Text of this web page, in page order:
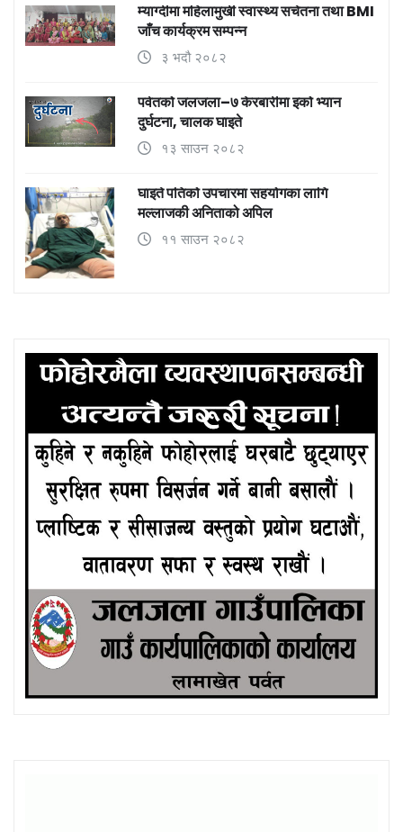
म्याग्दीमा महिलामुखी स्वास्थ्य सचेतना तथा BMI
जाँच कार्यक्रम सम्पन्न
३ भदौ २०८२
पर्वतको जलजला–७ केरबारीमा इको भ्यान
दुर्घटना, चालक घाइते
१३ साउन २०८२
घाइते पतिको उपचारमा सहयोगका लागि
मल्लाजकी अनिताको अपिल
११ साउन २०८२